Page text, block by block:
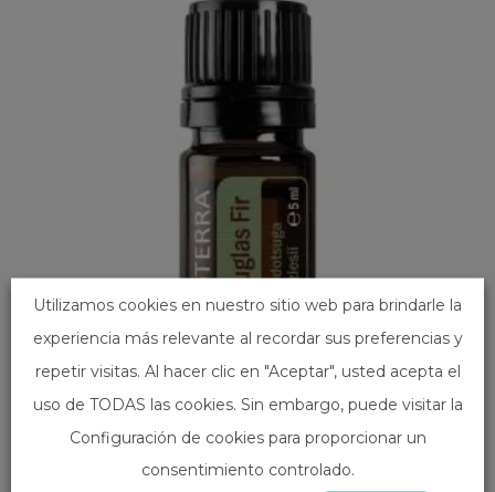
Abeto de Douglas
37,67 €
Utilizamos cookies en nuestro sitio web para brindarle la
experiencia más relevante al recordar sus preferencias y
repetir visitas. Al hacer clic en "Aceptar", usted acepta el
uso de TODAS las cookies. Sin embargo, puede visitar la
Configuración de cookies para proporcionar un
consentimiento controlado.